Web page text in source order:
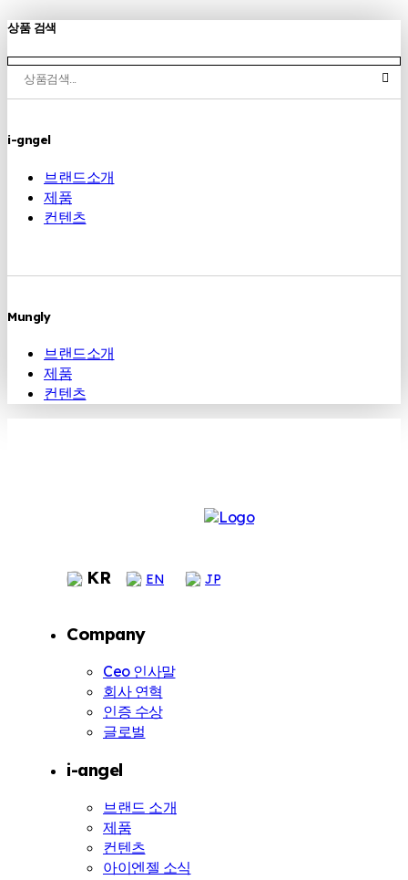
상품 검색
i-gngel
브랜드소개
제품
컨텐츠
Mungly
브랜드소개
제품
컨텐츠
KR EN JP
Company
Ceo 인사말
회사 연혁
인증 수상
글로벌
i-angel
브랜드 소개
제품
컨텐츠
아이엔젤 소식